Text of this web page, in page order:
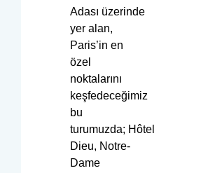
Adası üzerinde
yer alan,
Paris’in en
özel
noktalarını
keşfedeceğimiz
bu
turumuzda; Hôtel
Dieu, Notre-
Dame